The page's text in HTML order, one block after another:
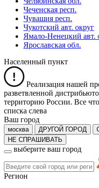
Чеченская респ.
Чувашия респ.
Чукотский авт. округ
Ямало-Ненецкий авт.
Ярославская обл.
Населенный пункт
Реализация нашей
разветвленной
территорию России. Все
списка слева
Ваш город
москва ДРУГОЙ ГОРОД
НЕ СПРАШИВАТЬ
выберите ваш город
Регион